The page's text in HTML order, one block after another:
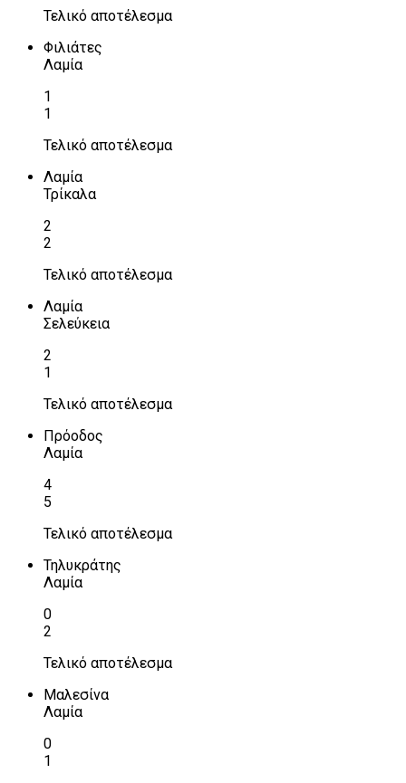
Τελικό αποτέλεσμα
Φιλιάτες
Λαμία
1
1
Τελικό αποτέλεσμα
Λαμία
Τρίκαλα
2
2
Τελικό αποτέλεσμα
Λαμία
Σελεύκεια
2
1
Τελικό αποτέλεσμα
Πρόοδος
Λαμία
4
5
Τελικό αποτέλεσμα
Τηλυκράτης
Λαμία
0
2
Τελικό αποτέλεσμα
Μαλεσίνα
Λαμία
0
1